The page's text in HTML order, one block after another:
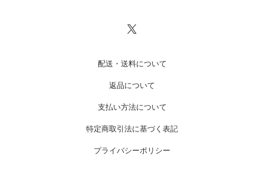
配送・送料について
返品について
支払い方法について
特定商取引法に基づく表記
プライバシーポリシー